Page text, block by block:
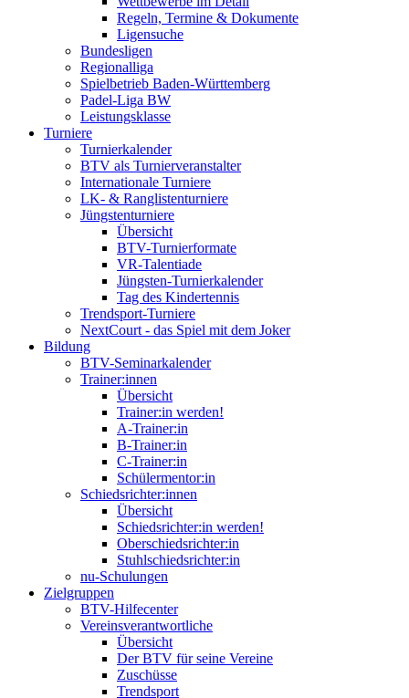
Regeln, Termine & Dokumente
Ligensuche
Bundesligen
Regionalliga
Spielbetrieb Baden-Württemberg
Padel-Liga BW
Leistungsklasse
Turniere
Turnierkalender
BTV als Turnierveranstalter
Internationale Turniere
LK- & Ranglistenturniere
Jüngstenturniere
Übersicht
BTV-Turnierformate
VR-Talentiade
Jüngsten-Turnierkalender
Tag des Kindertennis
Trendsport-Turniere
NextCourt - das Spiel mit dem Joker
Bildung
BTV-Seminarkalender
Trainer:innen
Übersicht
Trainer:in werden!
A-Trainer:in
B-Trainer:in
C-Trainer:in
Schülermentor:in
Schiedsrichter:innen
Übersicht
Schiedsrichter:in werden!
Oberschiedsrichter:in
Stuhlschiedsrichter:in
nu-Schulungen
Zielgruppen
BTV-Hilfecenter
Vereinsverantwortliche
Übersicht
Der BTV für seine Vereine
Zuschüsse
Trendsport